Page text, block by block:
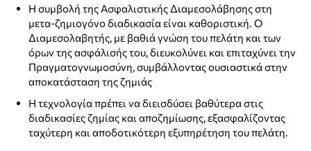
Η συμβολή της Ασφαλιστικής Διαμεσολάβησης στη
μετα-ζημιογόνο διαδικασία είναι καθοριστική. Ο
Διαμεσολαβητής, με βαθιά γνώση του πελάτη και των
όρων της ασφάλισής του, διευκολύνει και επιταχύνει την
Πραγματογνωμοσύνη, συμβάλλοντας ουσιαστικά στην
αποκατάσταση της ζημιάς
Η τεχνολογία πρέπει να διεισδύσει βαθύτερα στις
διαδικασίες ζημίας και αποζημίωσης, εξασφαλίζοντας
ταχύτερη και αποδοτικότερη εξυπηρέτηση του πελάτη.